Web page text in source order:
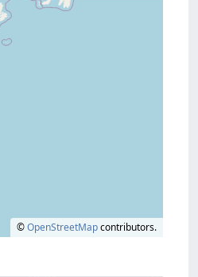
©OpenStreetMapcontributors.